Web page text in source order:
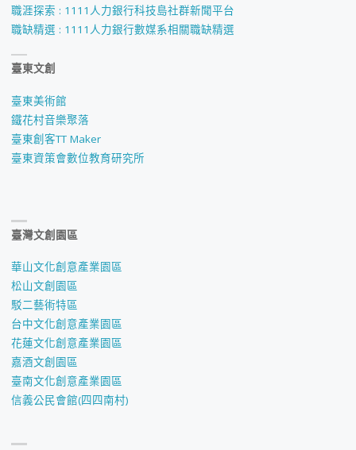
職涯探索 : 1111人力銀行科技島社群新聞平台
職缺精選 : 1111人力銀行數媒系相關職缺精選
臺東文創
臺東美術館
鐵花村音樂聚落
臺東創客TT Maker
臺東資策會數位教育研究所
臺灣文創園區
華山文化創意產業園區
松山文創園區
駁二藝術特區
台中文化創意產業園區
花蓮文化創意產業園區
嘉酒文創園區
臺南文化創意產業園區
信義公民會館(四四南村)